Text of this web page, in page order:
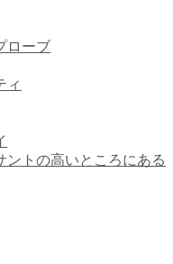
ローブ
ィ
ントの高いところにある